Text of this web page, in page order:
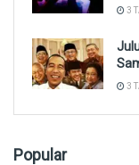
3
3
Popular